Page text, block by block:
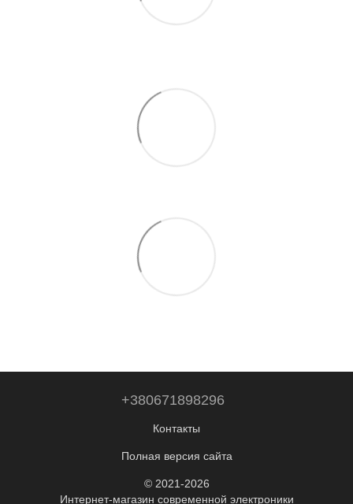
+380671898296
Контакты
Полная версия сайта
© 2021-2026
Интернет-магазин современной электроники